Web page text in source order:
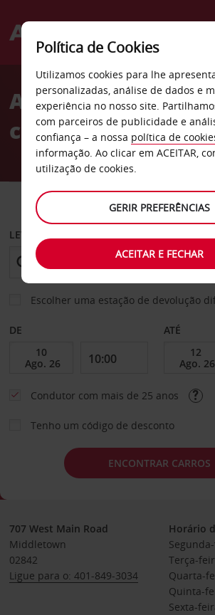
Welcome
AvisAluguer de
carros Middletown
CARRO
LEVANTAR EM
Escolher uma estação de devolução
DE ATÉ
Condutor com mais de 25 anos
Tenho um código de desconto
ENCONTRAR CARROS
707 West Main Road
Middletown
02842
Ligue para o: 401-849-3034
Horário
Terça-
Quarta-
Quinta-
Sexta-
Política de Cookies
Utilizamos cookies para lhe
personalizadas, análise de dados e
experiência no nosso site.
com parceiros de publicidade e
confiança – a nossa política de
informação. Ao clicar em ACEITAR,
utilização de cookies.
GERIR PREFERÊNCIAS
ACEITAR E FECHAR